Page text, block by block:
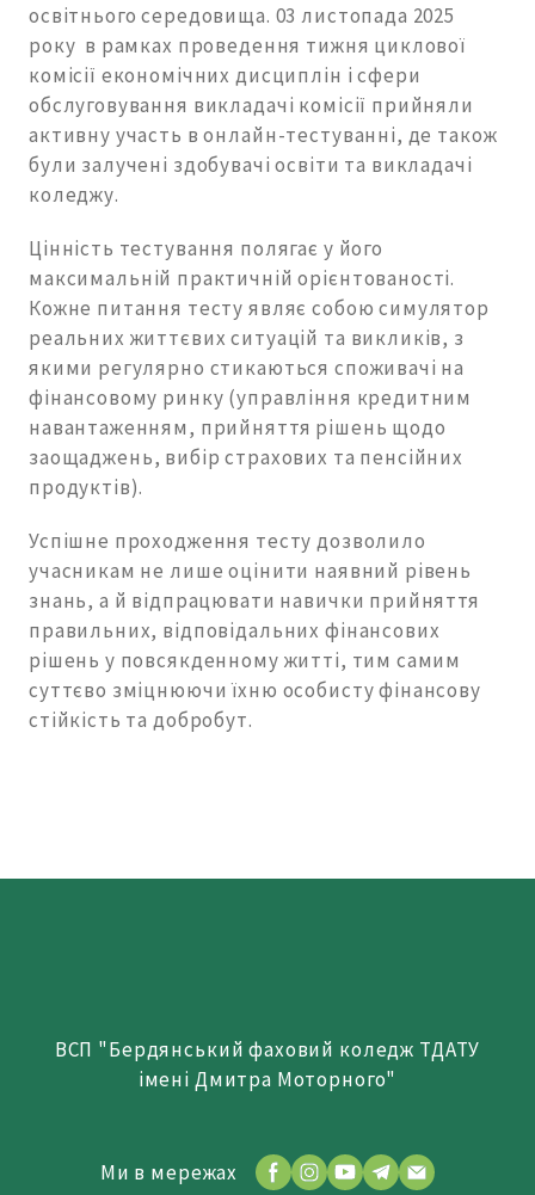
освітнього середовища. 03 листопада 2025
року в рамках проведення тижня циклової
комісії економічних дисциплін і сфери
обслуговування викладачі комісії прийняли
активну участь в онлайн-тестуванні, де також
були залучені здобувачі освіти та викладачі
коледжу.
Цінність тестування полягає у його
максимальній практичній орієнтованості.
Кожне питання тесту являє собою симулятор
реальних життєвих ситуацій та викликів, з
якими регулярно стикаються споживачі на
фінансовому ринку (управління кредитним
навантаженням, прийняття рішень щодо
заощаджень, вибір страхових та пенсійних
продуктів).
Успішне проходження тесту дозволило
учасникам не лише оцінити наявний рівень
знань, а й відпрацювати навички прийняття
правильних, відповідальних фінансових
рішень у повсякденному житті, тим самим
суттєво зміцнюючи їхню особисту фінансову
стійкість та добробут.
ВСП "Бердянський фаховий коледж ТДАТУ
імені Дмитра Моторного"
Ми в мережах